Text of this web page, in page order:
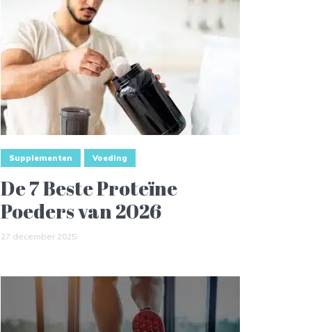
Supplementen Voeding
De 7 Beste Proteïne
Poeders van 2026
27 december 2025